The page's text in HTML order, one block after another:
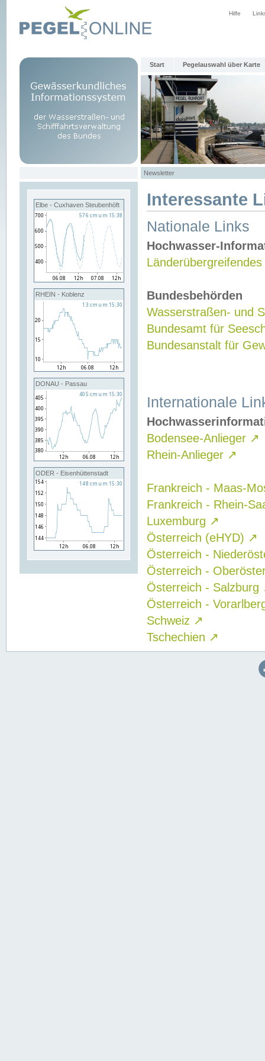
Hilfe
Start Pegelauswahl über Karte
Newsletter
Elbe - Cuxhaven Steubenhöft
RHEIN - Koblenz
DONAU - Passau
ODER - Eisenhüttenstadt
Interessante
Nationale Links
Hochwasser-
Bundesbehörden
Wasserstraßen- und
Bundesamt für
Bundesanstalt für
Internationale
Bodensee-Anlieger ↗
Rhein-Anlieger ↗
Frankreich - Maas-
Frankreich - Rhein-
Luxemburg ↗
Österreich (eHYD) ↗
Österreich -
Österreich -
Österreich - Salzburg
Österreich -
Schweiz ↗
Tschechien ↗